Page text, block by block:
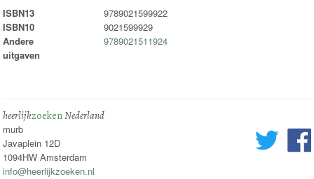
ISBN13
9789021599922
ISBN10
9021599929
Andere
uitgaven
9789021511924
heerlijkzoekenNederland
murb
Javaplein 12D
1094HW Amsterdam
info@heerlijkzoeken.nl